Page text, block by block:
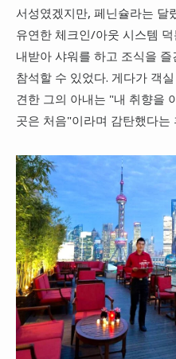
서성였겠지만, 페닌슐라는 달
유연한 체크인/아웃 시스템
내받아 샤워를 하고 조식을
참석할 수 있었다. 게다가 객
견한 그의 아내는 "내 취향을
곳은 처음"이라며 감탄했다는